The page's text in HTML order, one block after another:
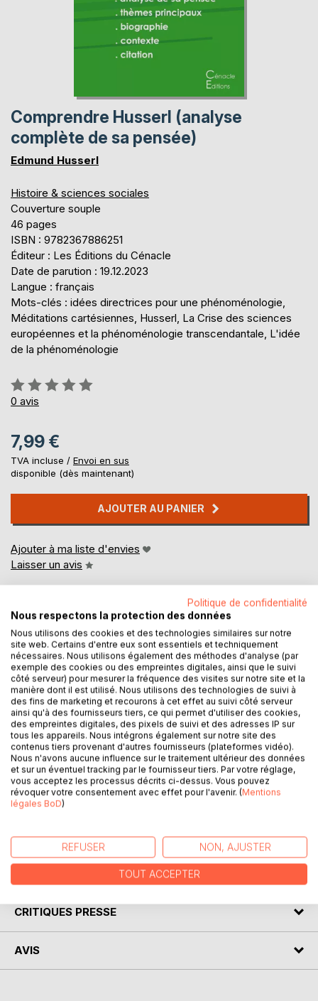
Comprendre Husserl (analyse
complète de sa pensée)
Edmund Husserl
Histoire & sciences sociales
Couverture souple
46 pages
ISBN : 9782367886251
Éditeur : Les Éditions du Cénacle
Date de parution : 19.12.2023
Langue : français
Mots-clés : idées directrices pour une phénoménologie,
Méditations cartésiennes, Husserl, La Crise des sciences
européennes et la phénoménologie transcendantale, L'idée
de la phénoménologie
Évaluation:
0%
0 avis
7,99 €
TVA incluse / Envoi en sus
disponible (dès maintenant)
AJOUTER AU PANIER
Ajouter à ma liste d'envies
Laisser un avis
DESCRIPTION
La collection « Connaître un philosophe » vous offre la
possibilité de tout savoir de Edmund Husserl, grâce à une
analyse complète de sa pensée. La rédaction, claire et
accessible, a été confiée à un spécialiste universitaire.
Cette fiche de lecture répond à une charte qualité mise en
place par une équipe d'enseignants. Ce livre contient la
biographie de Edmund Husserl, l'analyse de sa pensée, la
au sujet de Edmund Husserl.
CRITIQUES PRESSE
AVIS
Politique de confidentialité
Nous respectons la protection des données
Nous utilisons des cookies et des technologies similaires sur notre
site web. Certains d'entre eux sont essentiels et techniquement
nécessaires. Nous utilisons également des méthodes d'analyse (par
exemple des cookies ou des empreintes digitales, ainsi que le suivi
côté serveur) pour mesurer la fréquence des visites sur notre site et la
manière dont il est utilisé. Nous utilisons des technologies de suivi à
des fins de marketing et recourons à cet effet au suivi côté serveur
ainsi qu'à des fournisseurs tiers, ce qui permet d'utiliser des cookies,
des empreintes digitales, des pixels de suivi et des adresses IP sur
tous les appareils. Nous intégrons également sur notre site des
contenus tiers provenant d'autres fournisseurs (plateformes vidéo).
Nous n'avons aucune influence sur le traitement ultérieur des données
et sur un éventuel tracking par le fournisseur tiers. Par votre réglage,
vous acceptez les processus décrits ci-dessus. Vous pouvez
révoquer votre consentement avec effet pour l'avenir. (Mentions
légales BoD)
REFUSER NON, AJUSTER
TOUT ACCEPTER